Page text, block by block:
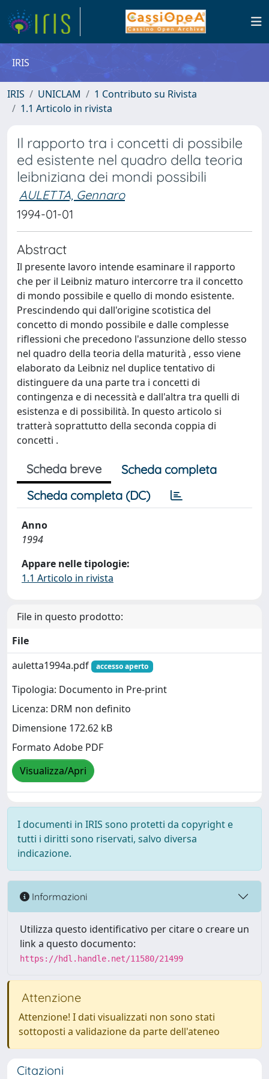
IRIS
IRIS UNICLAM
1 Contributo su Rivista
1.1 Articolo in rivista
Il rapporto tra i concetti di possibile
ed esistente nel quadro della teoria
leibniziana dei mondi possibili
AULETTA, Gennaro
1994-01-01
Abstract
Il presente lavoro intende esaminare il rapporto
che per il Leibniz maturo intercorre tra il concetto
di mondo possibile e quello di mondo esistente.
Prescindendo qui dall'origine scotistica del
concetto di mondo possibile e dalle complesse
riflessioni che precedono l'assunzione dello stesso
nel quadro della teoria della maturità , esso viene
elaborato da Leibniz nel duplice tentativo di
distinguere da una parte tra i concetti di
contingenza e di necessità e dall'altra tra quelli di
esistenza e di possibilità. In questo articolo si
tratterà soprattutto della seconda coppia di
concetti .
Scheda breve
Scheda completa
Scheda completa (DC)
Anno
1994
Appare nelle tipologie:
1.1 Articolo in rivista
File in questo prodotto:
File
auletta1994a.pdf
accesso aperto
Tipologia: Documento in Pre-print
Licenza: DRM non definito
Dimensione 172.62 kB
Formato Adobe PDF
Visualizza/Apri
I documenti in IRIS sono protetti da copyright e
tutti i diritti sono riservati, salvo diversa
indicazione.
Informazioni
Utilizza questo identificativo per citare o creare un
link a questo documento:
https://hdl.handle.net/11580/21499
Attenzione
Attenzione! I dati visualizzati non sono stati
sottoposti a validazione da parte dell'ateneo
Citazioni